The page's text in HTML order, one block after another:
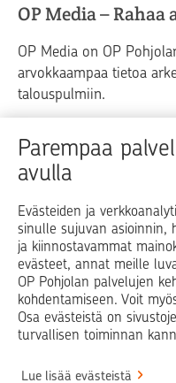
Parempaa
avulla
Evästeiden ja
sinulle sujuvan asioinnin,
ja kiinnostavammat
evästeet, annat meille
OP Pohjolan palvelujen
kohdentamiseen. Voit
Osa evästeistä on
turvallisen toiminnan
Lue lisää evästeistä
OP Media –
OP Media on OP
arvokkaampaa tietoa
talouspulmiin.
Raha
Blogit ja puheenvuorot
Op.fi OP Koti
Facebook
X LinkedIn